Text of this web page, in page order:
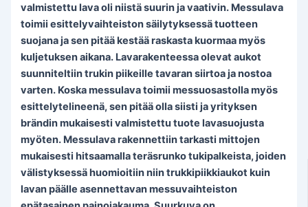
valmistettu lava oli niistä suurin ja vaativin. Messulava
toimii esittelyvaihteiston säilytyksessä tuotteen
suojana ja sen pitää kestää raskasta kuormaa myös
kuljetuksen aikana. Lavarakenteessa olevat aukot
suunniteltiin trukin piikeille tavaran siirtoa ja nostoa
varten. Koska messulava toimii messuosastolla myös
esittelytelineenä, sen pitää olla siisti ja yrityksen
brändin mukaisesti valmistettu tuote lavasuojusta
myöten. Messulava rakennettiin tarkasti mittojen
mukaisesti hitsaamalla teräsrunko tukipalkeista, joiden
välistyksessä huomioitiin niin trukkipiikkiaukot kuin
lavan päälle asennettavan messuvaihteiston